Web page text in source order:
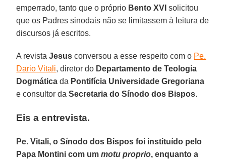
emperrado, tanto que o próprio Bento XVI solicitou
que os Padres sinodais não se limitassem à leitura de
discursos já escritos.
A revistaJesus conversou a esse respeito com o Pe.
Dario Vitali, diretor do Departamento de Teologia
Dogmática da Pontifícia Universidade Gregoriana
e consultor daSecretaria do Sínodo dos Bispos.
Eis a entrevista.
Pe. Vitali, o Sínodo dos Bispos foi instituído pelo
Papa Montini com ummotu proprio, enquanto a